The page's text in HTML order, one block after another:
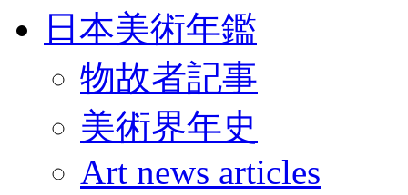
日本美術年鑑
物故者記事
美術界年史
Art news articles